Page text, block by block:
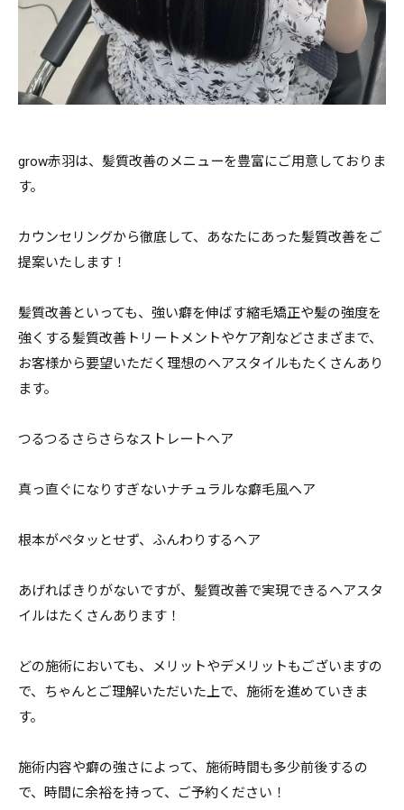
grow赤羽は、髪質改善のメニューを豊富にご用意しておりま
す。
カウンセリングから徹底して、あなたにあった髪質改善をご
提案いたします！
髪質改善といっても、強い癖を伸ばす縮毛矯正や髪の強度を
強くする髪質改善トリートメントやケア剤などさまざまで、
お客様から要望いただく理想のヘアスタイルもたくさんあり
ます。
つるつるさらさらなストレートヘア
真っ直ぐになりすぎないナチュラルな癖毛風ヘア
根本がペタッとせず、ふんわりするヘア
あげればきりがないですが、髪質改善で実現できるヘアスタ
イルはたくさんあります！
どの施術においても、メリットやデメリットもございますの
で、ちゃんとご理解いただいた上で、施術を進めていきま
す。
施術内容や癖の強さによって、施術時間も多少前後するの
で、時間に余裕を持って、ご予約ください！